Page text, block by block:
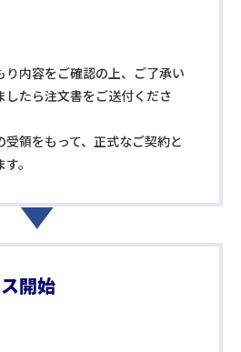
り内容をご確認の上、ご了承い
したら注文書をご送付くださ
受領をもって、正式なご契約と
。
開始